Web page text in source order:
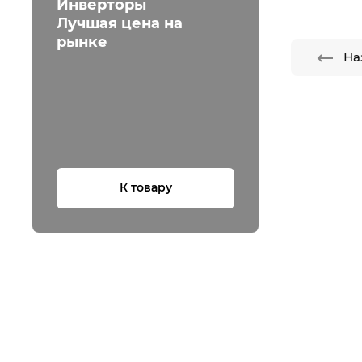
Инверторы
Лучшая цена на
рынке
К товару